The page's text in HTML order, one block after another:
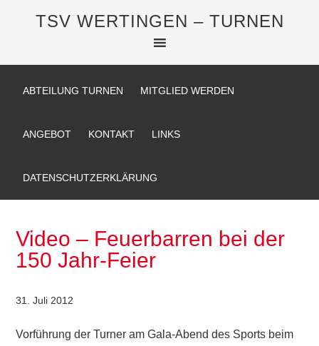
TSV WERTINGEN – TURNEN
ABTEILUNG TURNEN MITGLIED WERDEN
ANGEBOT KONTAKT LINKS
DATENSCHUTZERKLÄRUNG
Video – Feuerbarren bei der
150 Jahr-Feier
31. Juli 2012
Vorführung der Turner am Gala-Abend des Sports beim